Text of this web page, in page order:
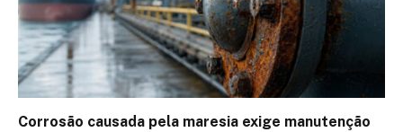
Corrosão causada pela maresia exige manutenção